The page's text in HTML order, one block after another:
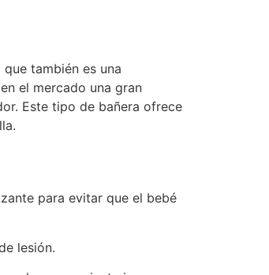
también es una
el mercado una gran
Este tipo de bañera ofrece
para evitar que el bebé
lesión.